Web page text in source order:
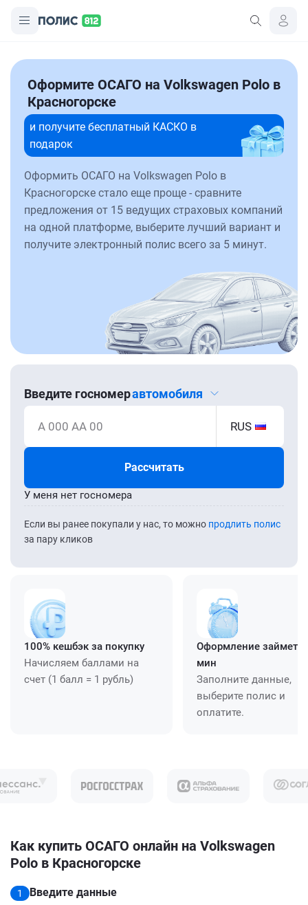
Оформите ОСАГО на Volkswagen Polo в
Красногорске
и получите бесплатный КАСКО в
подарок
Оформить ОСАГО на Volkswagen Polo в
Красногорске стало еще проще - сравните
предложения от 15 ведущих страховых компаний
на одной платформе, выберите лучший вариант и
получите электронный полис всего за 5 минут.
Введите госномеравтомобиля
А 000 АА 00 RUS
Рассчитать
Если вы ранее покупали у нас, то можно продлить полис
за пару кликов
У меня нет госномера
100% кешбэк за покупку
Начисляем баллами на
счет (1 балл = 1 рубль)
Оформление займет
мин
Заполните данные,
выберите полис и
оплатите.
Как купить ОСАГО онлайн на Volkswagen
Polo в Красногорске
1
Введите данные